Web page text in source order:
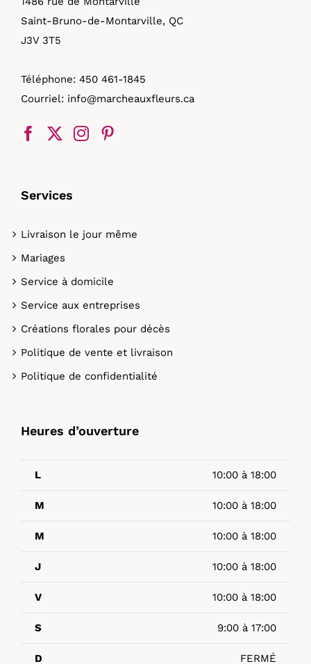
Saint-Bruno-de-Montarville, QC
J3V 3T5
Téléphone: 450 461-1845
Courriel: info@marcheauxfleurs.ca
Services
Livraison le jour même
Mariages
Service à domicile
Service aux entreprises
Créations florales pour décès
Politique de vente et livraison
Politique de confidentialité
Heures d’ouverture
L 10:00 à 18:00
M 10:00 à 18:00
M 10:00 à 18:00
J 10:00 à 18:00
V 10:00 à 18:00
S 9:00 à 17:00
D FERMÉ